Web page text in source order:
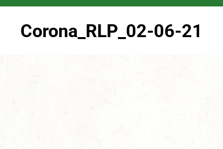
Corona_RLP_02-06-21